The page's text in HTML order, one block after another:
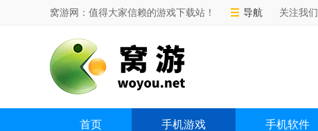
窝游网：值得大家信赖的游戏下载站！ 导航 关注我们
首页 手机游戏 手机软件